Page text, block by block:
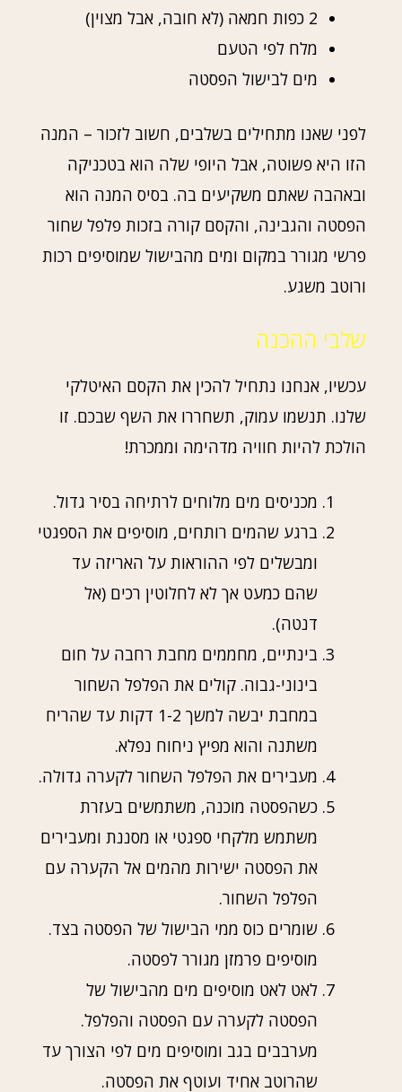
2 כפות חמאה (לא חובה, אבל מצוין)
מלח לפי הטעם
מים לבישול הפסטה
לפני שאנו מתחילים בשלבים, חשוב לזכור – המנה
הזו היא פשוטה, אבל היופי שלה הוא בטכניקה
ובאהבה שאתם משקיעים בה. בסיס המנה הוא
הפסטה והגבינה, והקסם קורה בזכות פלפל שחור
פרשי מגורר במקום ומים מהבישול שמוסיפים רכות
ורוטב משגע.
שלבי ההכנה
עכשיו, אנחנו נתחיל להכין את הקסם האיטלקי
שלנו. תנשמו עמוק, תשחררו את השף שבכם. זו
הולכת להיות חוויה מדהימה וממכרת!
מכניסים מים מלוחים לרתיחה בסיר גדול.
ברגע שהמים רותחים, מוסיפים את הספגטי
ומבשלים לפי ההוראות על האריזה עד
שהם כמעט אך לא לחלוטין רכים (אל
דנטה).
בינתיים, מחממים מחבת רחבה על חום
בינוני-גבוה. קולים את הפלפל השחור
במחבת יבשה למשך 1-2 דקות עד שהריח
משתנה והוא מפיץ ניחוח נפלא.
מעבירים את הפלפל השחור לקערה גדולה.
כשהפסטה מוכנה, משתמשים בעזרת
משתמש מלקחי ספגטי או מסננת ומעבירים
את הפסטה ישירות מהמים אל הקערה עם
הפלפל השחור.
שומרים כוס ממי הבישול של הפסטה בצד.
מוסיפים פרמזן מגורר לפסטה.
לאט לאט מוסיפים מים מהבישול של
הפסטה לקערה עם הפסטה והפלפל.
מערבבים בגב ומוסיפים מים לפי הצורך עד
שהרוטב אחיד ועוטף את הפסטה.